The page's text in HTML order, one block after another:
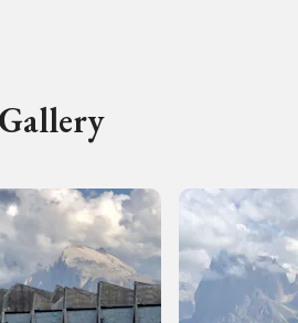
Gallery
del Cuore